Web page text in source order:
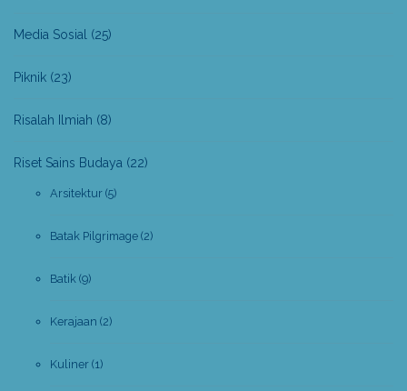
Media Sosial (25)
Piknik (23)
Risalah Ilmiah (8)
Riset Sains Budaya (22)
Arsitektur (5)
Batak Pilgrimage (2)
Batik (9)
Kerajaan (2)
Kuliner (1)